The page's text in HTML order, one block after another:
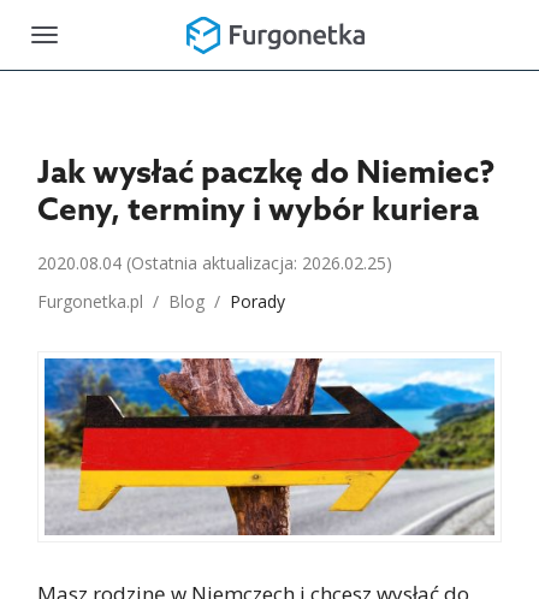
Toggle
Jak wysłać paczkę do Niemiec?
Ceny, terminy i wybór kuriera
2020.08.04 (Ostatnia aktualizacja: 2026.02.25)
Furgonetka.pl / Blog / Porady
Masz rodzinę w Niemczech i chcesz wysłać do